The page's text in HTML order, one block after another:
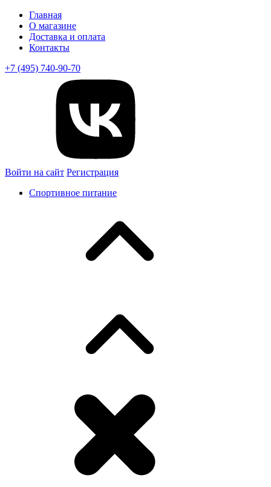
Главная
О магазине
Доставка и оплата
Контакты
+7 (495) 740-90-70
Войти на сайт Регистрация
Спортивное питание